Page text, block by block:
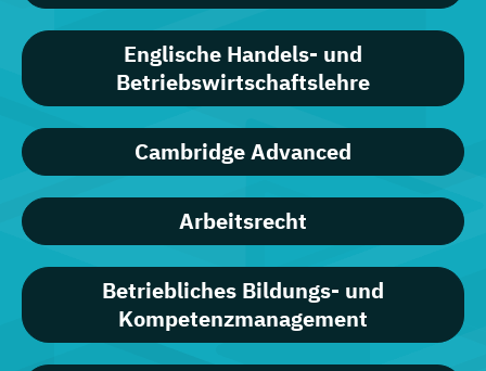
Englische Handels- und
Betriebswirtschaftslehre
Cambridge Advanced
Arbeitsrecht
Betriebliches Bildungs- und
Kompetenzmanagement